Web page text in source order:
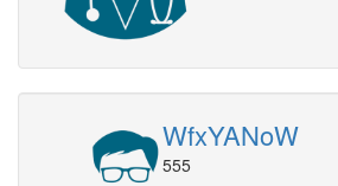
WfxYANoW
555